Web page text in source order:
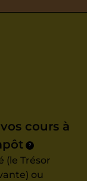
cours à
?
(le Trésor
ou